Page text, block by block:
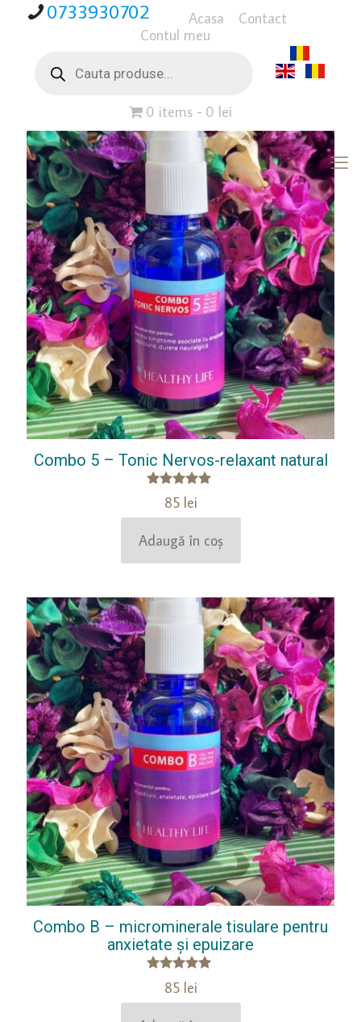
0733930702 Acasa
Contact
Contul meu
search
0 items 0 lei
Combo 5 – Tonic Nervos-relaxant natural
Evaluat la
5.00
din 5
85 lei
Adaugă în coș
Combo B – microminerale tisulare pentru
anxietate și epuizare
Evaluat la
5.00
din 5
85 lei